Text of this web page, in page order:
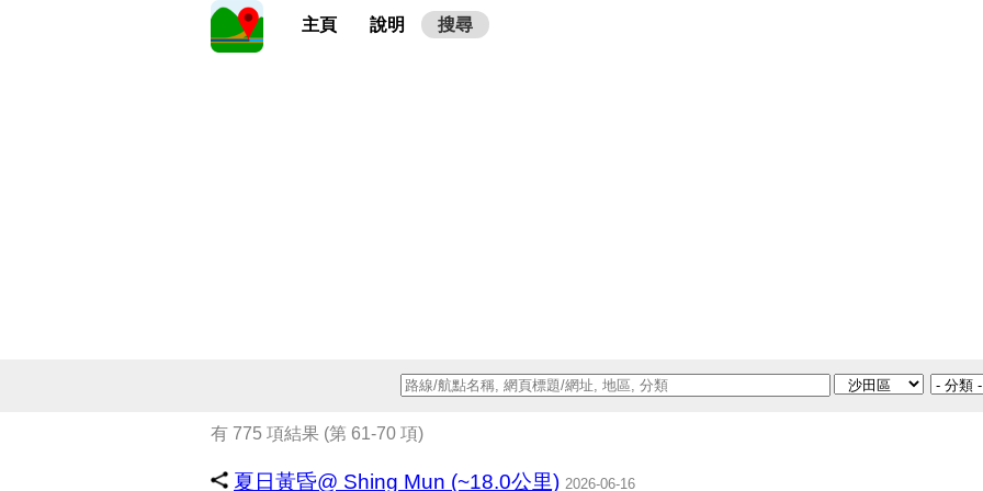
主頁 說明 搜尋
有 775 項結果 (第 61-70 項)
夏日黃昏@ Shing Mun (~18.0公里) 2026-06-16